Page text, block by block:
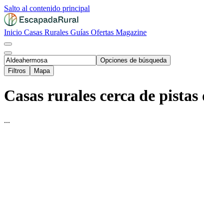
Salto al contenido principal
Inicio Casas Rurales Guías Ofertas Magazine
Opciones de búsqueda
Filtros
Mapa
Casas rurales cerca de
...